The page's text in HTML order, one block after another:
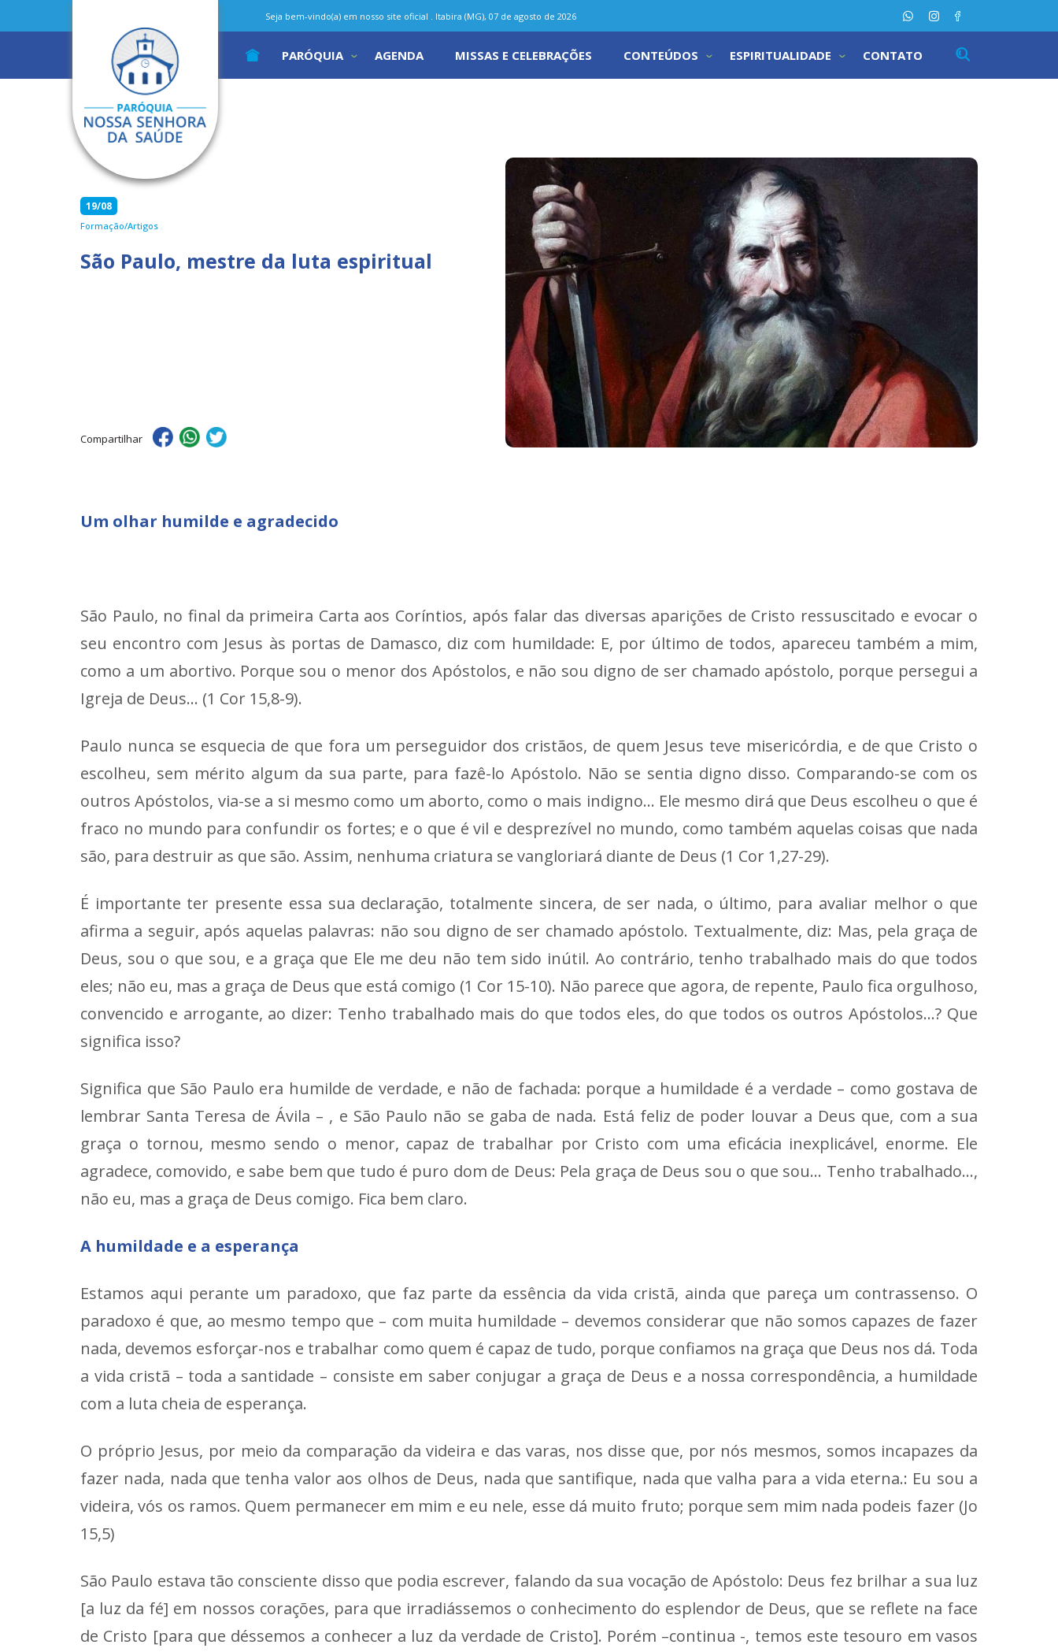
Seja bem-vindo(a) em nosso site oficial . Itabira (MG), 07 de agosto de 2026
PARÓQUIA AGENDA MISSAS E CELEBRAÇÕES CONTEÚDOS ESPIRITUALIDADE CONTATO
19/08
Formação/Artigos
São Paulo, mestre da luta espiritual
Compartilhar
Um olhar humilde e agradecido
São Paulo, no final da primeira Carta aos Coríntios, após falar das diversas aparições de Cristo ressuscitado e evocar o
seu encontro com Jesus às portas de Damasco, diz com humildade: E, por último de todos, apareceu também a mim,
como a um abortivo. Porque sou o menor dos Apóstolos, e não sou digno de ser chamado apóstolo, porque persegui a
Igreja de Deus… (1 Cor 15,8-9).
Paulo nunca se esquecia de que fora um perseguidor dos cristãos, de quem Jesus teve misericórdia, e de que Cristo o
escolheu, sem mérito algum da sua parte, para fazê-lo Apóstolo. Não se sentia digno disso. Comparando-se com os
outros Apóstolos, via-se a si mesmo como um aborto, como o mais indigno… Ele mesmo dirá que Deus escolheu o que é
fraco no mundo para confundir os fortes; e o que é vil e desprezível no mundo, como também aquelas coisas que nada
são, para destruir as que são. Assim, nenhuma criatura se vangloriará diante de Deus (1 Cor 1,27-29).
É importante ter presente essa sua declaração, totalmente sincera, de ser nada, o último, para avaliar melhor o que
afirma a seguir, após aquelas palavras: não sou digno de ser chamado apóstolo. Textualmente, diz: Mas, pela graça de
Deus, sou o que sou, e a graça que Ele me deu não tem sido inútil. Ao contrário, tenho trabalhado mais do que todos
eles; não eu, mas a graça de Deus que está comigo (1 Cor 15-10). Não parece que agora, de repente, Paulo fica orgulhoso,
convencido e arrogante, ao dizer: Tenho trabalhado mais do que todos eles, do que todos os outros Apóstolos…? Que
significa isso?
Significa que São Paulo era humilde de verdade, e não de fachada: porque a humildade é a verdade – como gostava de
lembrar Santa Teresa de Ávila – , e São Paulo não se gaba de nada. Está feliz de poder louvar a Deus que, com a sua
graça o tornou, mesmo sendo o menor, capaz de trabalhar por Cristo com uma eficácia inexplicável, enorme. Ele
agradece, comovido, e sabe bem que tudo é puro dom de Deus: Pela graça de Deus sou o que sou… Tenho trabalhado…,
não eu, mas a graça de Deus comigo. Fica bem claro.
A humildade e a esperança
Estamos aqui perante um paradoxo, que faz parte da essência da vida cristã, ainda que pareça um contrassenso. O
paradoxo é que, ao mesmo tempo que – com muita humildade – devemos considerar que não somos capazes de fazer
nada, devemos esforçar-nos e trabalhar como quem é capaz de tudo, porque confiamos na graça que Deus nos dá. Toda
a vida cristã – toda a santidade – consiste em saber conjugar a graça de Deus e a nossa correspondência, a humildade
com a luta cheia de esperança.
O próprio Jesus, por meio da comparação da videira e das varas, nos disse que, por nós mesmos, somos incapazes da
fazer nada, nada que tenha valor aos olhos de Deus, nada que santifique, nada que valha para a vida eterna.: Eu sou a
videira, vós os ramos. Quem permanecer em mim e eu nele, esse dá muito fruto; porque sem mim nada podeis fazer (Jo
15,5)
São Paulo estava tão consciente disso que podia escrever, falando da sua vocação de Apóstolo: Deus fez brilhar a sua luz
[a luz da fé] em nossos corações, para que irradiássemos o conhecimento do esplendor de Deus, que se reflete na face
de Cristo [para que déssemos a conhecer a luz da verdade de Cristo]. Porém –continua -, temos este tesouro em vasos